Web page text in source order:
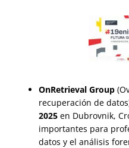
OnRetrieval Group
recuperación de
2025 en Dubrovnik,
importantes para
datos y el análisis